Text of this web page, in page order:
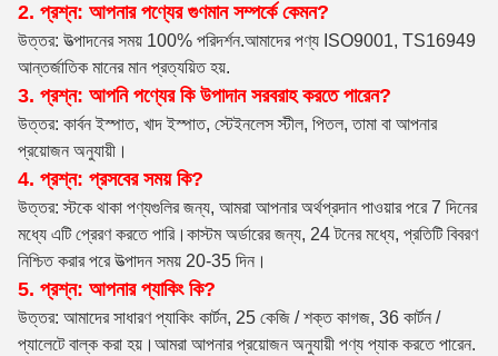
2. প্রশ্ন: আপনার পণ্যের গুণমান সম্পর্কে কেমন?
উত্তর: উত্পাদনের সময় 100% পরিদর্শন.আমাদের পণ্য ISO9001, TS16949
আন্তর্জাতিক মানের মান প্রত্যয়িত হয়.
3. প্রশ্ন: আপনি পণ্যের কি উপাদান সরবরাহ করতে পারেন?
উত্তর: কার্বন ইস্পাত, খাদ ইস্পাত, স্টেইনলেস স্টীল, পিতল, তামা বা আপনার
প্রয়োজন অনুযায়ী।
4. প্রশ্ন: প্রসবের সময় কি?
উত্তর: স্টকে থাকা পণ্যগুলির জন্য, আমরা আপনার অর্থপ্রদান পাওয়ার পরে 7 দিনের
মধ্যে এটি প্রেরণ করতে পারি।কাস্টম অর্ডারের জন্য, 24 টনের মধ্যে, প্রতিটি বিবরণ
নিশ্চিত করার পরে উত্পাদন সময় 20-35 দিন।
5. প্রশ্ন: আপনার প্যাকিং কি?
উত্তর: আমাদের সাধারণ প্যাকিং কার্টন, 25 কেজি / শক্ত কাগজ, 36 কার্টন /
প্যালেটে বাল্ক করা হয়।আমরা আপনার প্রয়োজন অনুযায়ী পণ্য প্যাক করতে পারেন.